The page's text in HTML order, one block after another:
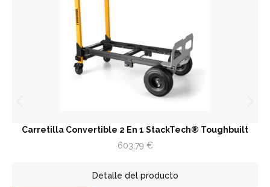
Convertible 2 En 1 StackTech® Toughbuilt
603,79€
Detalle del producto